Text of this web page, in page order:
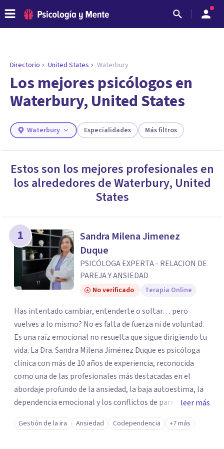
ENCONTRAR MI TERAPEUTA
¿Necesitas ayuda para encontrar el
psicólogo adecuado?
Responde a unas breves preguntas y te ofreceremos
necesidades.
Directorio United States Waterbury
Los mejores psicólogos en
Waterbury, United States
Waterbury Especialidades Más filtros
Estos son los mejores profesionales en
los alrededores deWaterbury, United
States
1
Sandra Milena Jimenez
Duque
PSICÓLOGA EXPERTA - RELACION DE
PAREJA Y ANSIEDAD
No verificado Terapia Online
Has intentado cambiar, entenderte o soltar… pero
vuelves a lo mismo? No es falta de fuerza ni de voluntad.
Es una raíz emocional no resuelta que sigue dirigiendo tu
vida. La Dra. Sandra Milena Jiménez Duque es psicóloga
clínica con más de 10 años de experiencia, reconocida
como una de las profesionales más destacadas en el
abordaje profundo de la ansiedad, la baja autoestima, la
dependencia emocional y los conflictos de pareja. Ha
trabajado con pacientes en diferentes países,
acompañando procesos complejos. Su enfoque
leer más
Gestión de la ira Ansiedad Codependencia +7 más